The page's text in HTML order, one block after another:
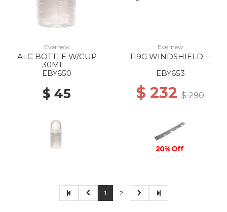
Evernew
ALC BOTTLE W/CUP
30ML --
EBY650
$ 45
Evernew
TI9G WINDSHIELD --
EBY653
$ 232 $ 290
20% Off
1 2